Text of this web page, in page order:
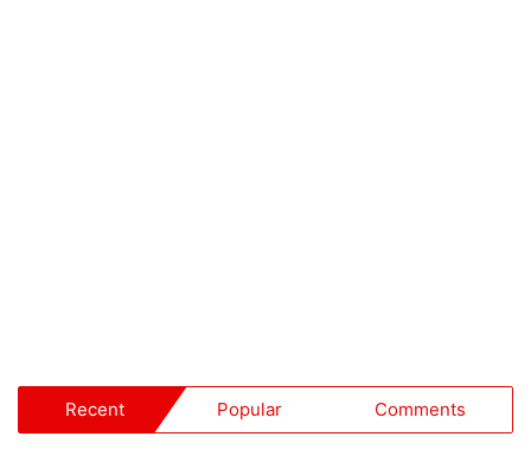
Recent Popular Comments